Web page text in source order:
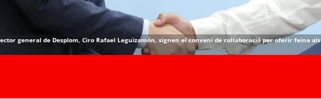
general de Desplom, Ciro Rafael Leguizamón, signen el conveni de col·laboració per oferir feina als